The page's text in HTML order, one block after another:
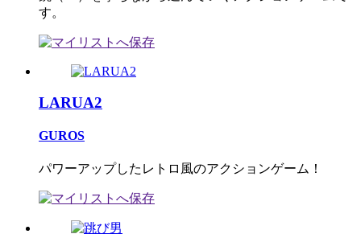
す。
LARUA2
GUROS
パワーアップしたレトロ風のアクションゲーム！